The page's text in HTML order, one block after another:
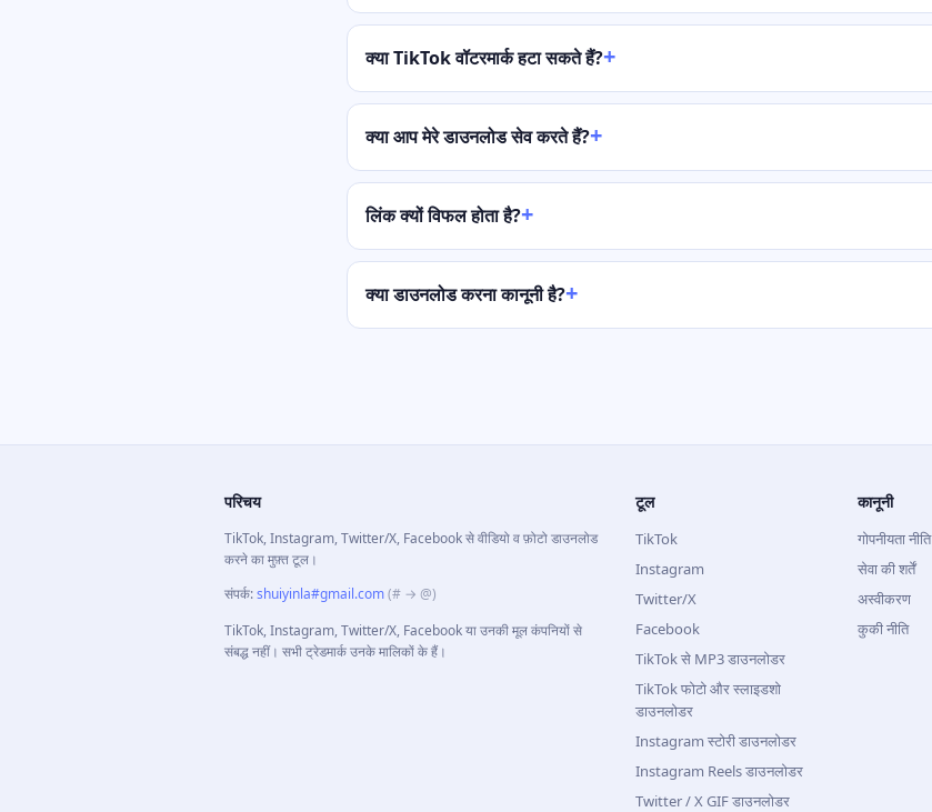
क्या TikTok वॉटरमार्क हटा सकते हैं?
क्या आप मेरे डाउनलोड सेव करते हैं?
लिंक क्यों विफल होता है?
क्या डाउनलोड करना कानूनी है?
परिचय
TikTok, Instagram, Twitter/X, Facebook से वीडियो व फ़ोटो डाउनलोड
करने का मुफ़्त टूल।
संपर्क:shuiyinla#gmail.com(# → @)
TikTok, Instagram, Twitter/X, Facebook या उनकी मूल कंपनियों से
संबद्ध नहीं। सभी ट्रेडमार्क उनके मालिकों के हैं।
टूल
TikTok
Instagram
Twitter/X
Facebook
TikTok से MP3 डाउनलोडर
TikTok फोटो और स्लाइडशो
डाउनलोडर
Instagram स्टोरी डाउनलोडर
Instagram Reels डाउनलोडर
Twitter / X GIF डाउनलोडर
कानूनी
गोपनीयता नीति
सेवा की शर्तें
अस्वीकरण
कुकी नीति